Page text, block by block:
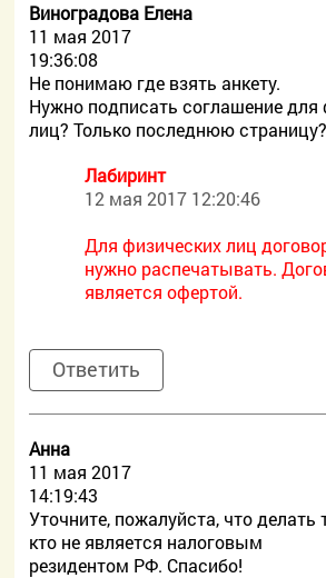
Виноградова Елена
11 мая 2017
19:36:08
Не понимаю где взять анкету.
Нужно подписать соглашение для
лиц? Только последнюю страницу?
Лабиринт
12 мая 2017 12:20:46
Для физических лиц
нужно распечатывать.
является офертой.
Ответить
Aнна
11 мая 2017
14:19:43
Уточните, пожалуйста, что делать
кто не является налоговым
резидентом РФ. Спасибо!